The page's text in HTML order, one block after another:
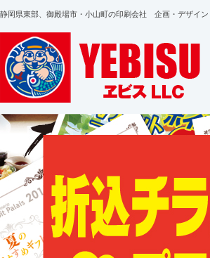
静岡県東部、御殿場市・小山町の印刷会社 企画・デザイン